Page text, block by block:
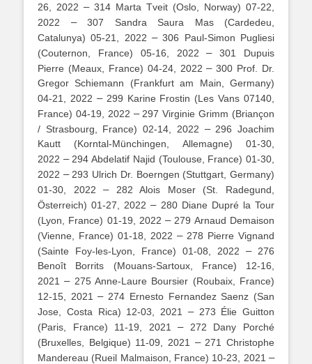
26, 2022 – 314 Marta Tveit (Oslo, Norway) 07-22,
2022 – 307 Sandra Saura Mas (Cardedeu,
Catalunya) 05-21, 2022 –306 Paul-Simon Pugliesi
(Couternon, France) 05-16, 2022 –301 Dupuis
Pierre (Meaux, France) 04-24, 2022 –300 Prof. Dr.
Gregor Schiemann (Frankfurt am Main, Germany)
04-21, 2022 – 299 Karine Frostin (Les Vans 07140,
France) 04-19, 2022 – 297 Virginie Grimm (Briançon
/ Strasbourg, France) 02-14, 2022 – 296 Joachim
Kautt (Korntal-Münchingen, Allemagne) 01-30,
2022 – 294 Abdelatif Najid (Toulouse, France) 01-30,
2022 – 293 Ulrich Dr. Boerngen (Stuttgart, Germany)
01-30, 2022 –
282 Alois Moser (St. Radegund,
Österreich) 01-27, 2022 – 280 Diane Dupré la Tour
(Lyon, France) 01-19, 2022 – 279 Arnaud Demaison
(Vienne, France) 01-18, 2022 – 278 Pierre Vignand
(Sainte Foy-les-Lyon, France) 01-08, 2022 – 276
Benoît Borrits (Mouans-Sartoux, France) 12-16,
2021 – 275 Anne-Laure Boursier (Roubaix, France)
12-15, 2021 – 274 Ernesto Fernandez Saenz (San
Jose, Costa Rica) 12-03, 2021
– 273 Élie Guitton
(Paris, France) 11-19, 2021
–
272 Dany Porché
(Bruxelles, Belgique) 11-09, 2021
– 271 Christophe
Mandereau (Rueil Malmaison, France) 10-23, 2021 –